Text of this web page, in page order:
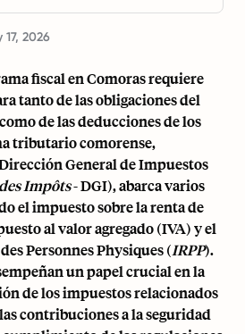
2026
fiscal en Comoras requiere
tanto de las obligaciones del
de las deducciones de los
tributario comorense,
General de Impuestos
Impôts- DGI), abarca varios
el impuesto sobre la renta de
al valor agregado (IVA) y el
Personnes Physiques (IRPP).
un papel crucial en la
de los impuestos relacionados
contribuciones a la seguridad